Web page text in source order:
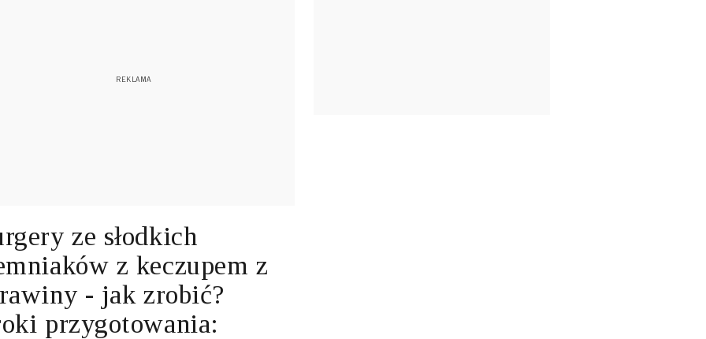
ze słodkich
z keczupem z
- jak zrobić?
przygotowania: